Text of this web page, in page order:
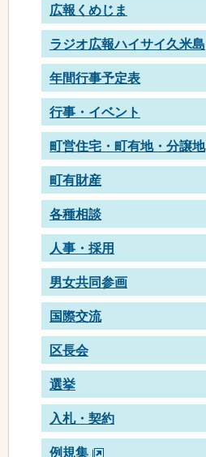
広報くめじま
ラジオ広報ハイサイ久米島
年間行事予定表
行事・イベント
町営住宅・町有地・分譲地
町有財産
各種相談
人事・採用
男女共同参画
国際交流
区長会
選挙
入札・契約
例規集